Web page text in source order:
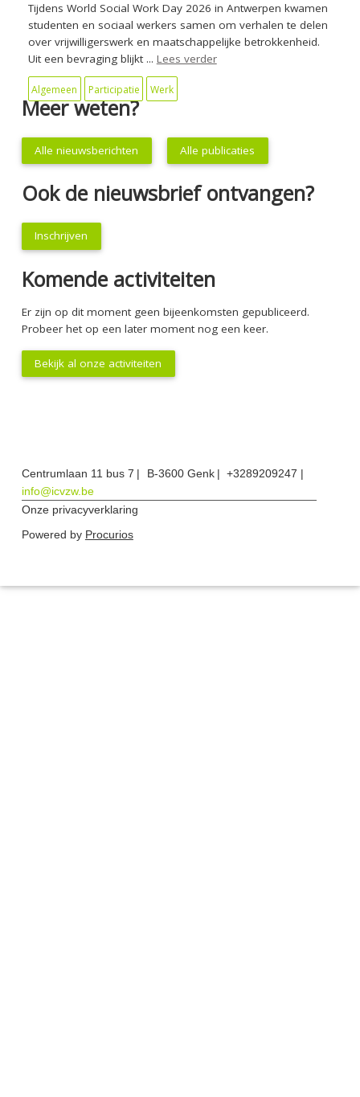
Tijdens World Social Work Day 2026 in Antwerpen kwamen
studenten en sociaal werkers samen om verhalen te delen
over vrijwilligerswerk en maatschappelijke betrokkenheid.
Uit een bevraging blijkt ... Lees verder
Algemeen Participatie Werk
Meer weten?
Alle nieuwsberichten Alle publicaties
Ook de nieuwsbrief ontvangen?
Inschrijven
Komende activiteiten
Er zijn op dit moment geen bijeenkomsten gepubliceerd.
Probeer het op een later moment nog een keer.
Bekijk al onze activiteiten
Centrumlaan 11 bus 7 B-3600 Genk
+3289209247
info@icvzw.be
Onze privacyverklaring
Powered by Procurios